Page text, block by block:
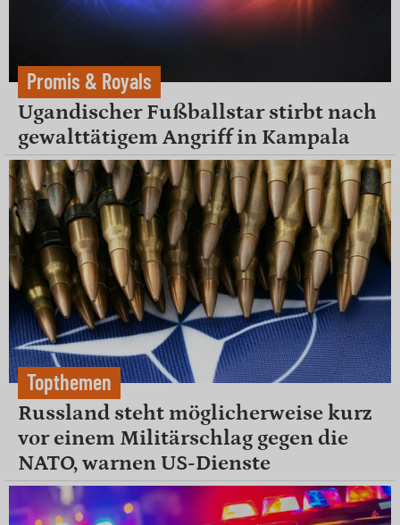
Promis & Royals
Ugandischer Fußballstar stirbt nach
gewalttätigem Angriff in Kampala
Topthemen
Russland steht möglicherweise kurz
vor einem Militärschlag gegen die
NATO, warnen US-Dienste